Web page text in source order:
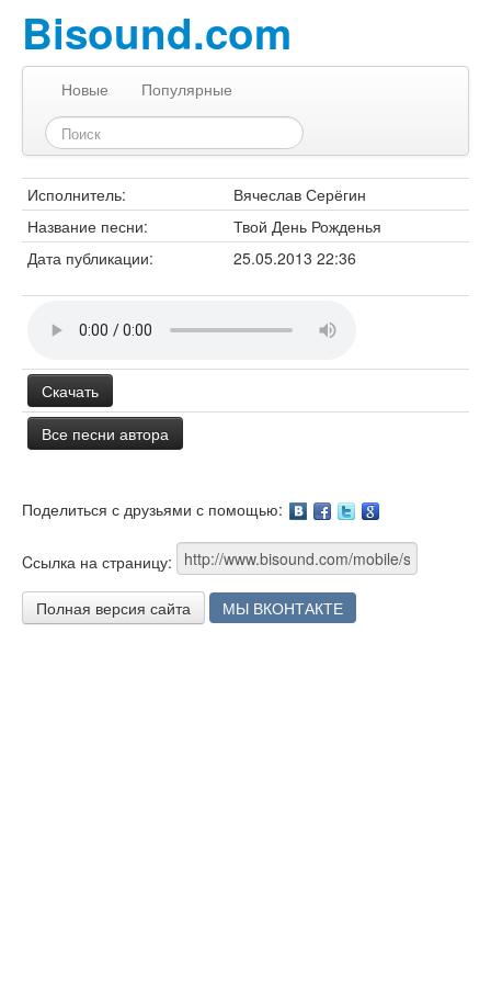
Bisound.com
Новые Популярные
Исполнитель:
Вячеслав Серёгин
Название песни:
Твой День Рожденья
Дата публикации:
25.05.2013 22:36
Скачать
Все песни автора
Поделиться с друзьями с помощью:
Cсылка на страницу:
Полная версия сайта МЫ ВКОНТАКТЕ